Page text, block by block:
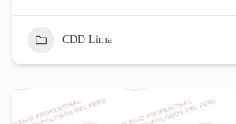
CDD Lima